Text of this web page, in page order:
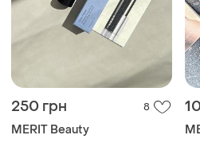
250 грн 8
MERIT Beauty